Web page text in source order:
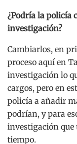
¿Podría la policía
investigación?
Cambiarlos, en
proceso aquí en
investigación lo
cargos, pero en
policía a añadir
podrían, y para
investigación que
tiempo.